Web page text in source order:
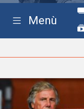
Menù